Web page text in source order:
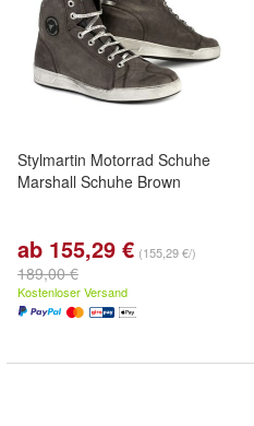
Stylmartin Motorrad Schuhe
Marshall Schuhe Brown
ab 155,29 € (155,29 €/)
189,00 €
Kostenloser Versand